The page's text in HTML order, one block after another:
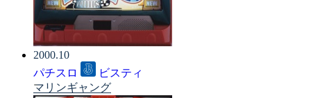
2000.10
パチスロ
ビスティ
マリンギャング